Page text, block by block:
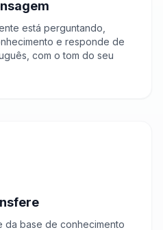
está perguntando,
e responde de
com o tom do seu
da base de conhecimento